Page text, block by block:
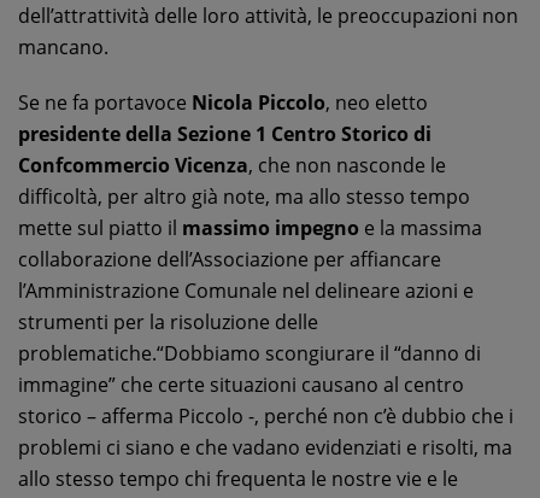
dell’attrattività delle loro attività, le preoccupazioni non
mancano.
Se ne fa portavoce Nicola Piccolo, neo eletto
presidente della Sezione 1 Centro Storico di
Confcommercio Vicenza, che non nasconde le
difficoltà, per altro già note, ma allo stesso tempo
mette sul piatto il massimo impegno e la massima
collaborazione dell’Associazione per affiancare
l’Amministrazione Comunale nel delineare azioni e
strumenti per la risoluzione delle
problematiche.“Dobbiamo scongiurare il “danno di
immagine” che certe situazioni causano al centro
storico – afferma Piccolo -, perché non c’è dubbio che i
problemi ci siano e che vadano evidenziati e risolti, ma
allo stesso tempo chi frequenta le nostre vie e le